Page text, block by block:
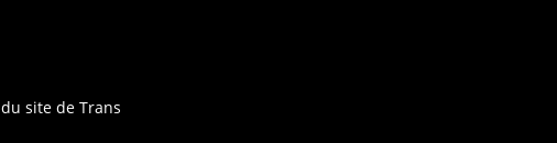
site de Trans